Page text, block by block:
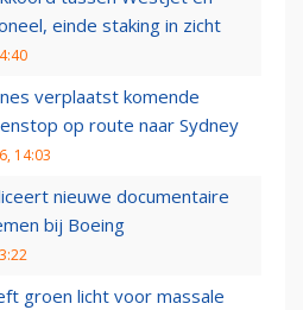
einde staking in zicht
verplaatst komende
op route naar Sydney
14:03
nieuwe documentaire
bij Boeing
groen licht voor massale